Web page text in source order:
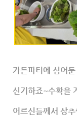
가든파티에 심어
신기하죠~수확을
어르신들께서 상